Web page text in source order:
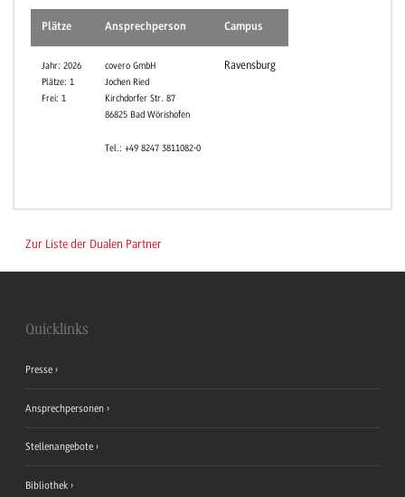
Plätze Ansprechperson Campus
Jahr: 2026
Plätze: 1
Frei: 1
covero GmbH
Jochen Ried
Kirchdorfer Str. 87
86825 Bad Wörishofen
Tel.: +49 8247 3811082-0
Ravensburg
Zur Liste der Dualen Partner
Quicklinks
Presse
Ansprechpersonen
Stellenangebote
Bibliothek